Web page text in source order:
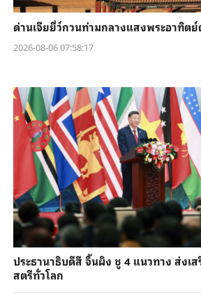
ด่านเจียยี่ว์กวนท่ามกลางแสงพระอาทิต
2026-08-06 07:58:17
ประธานาธิบดีสี จิ้นผิง ชู 4 แนวทาง ส่งเ
สตรีทั่วโลก